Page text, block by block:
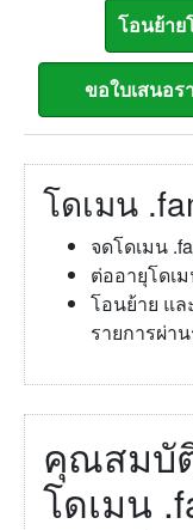
โดเมน
จดโดเมน
ต่ออายุโดเ
โอนย้าย แล
รายการผ่า
คุณสมบั
โดเมน